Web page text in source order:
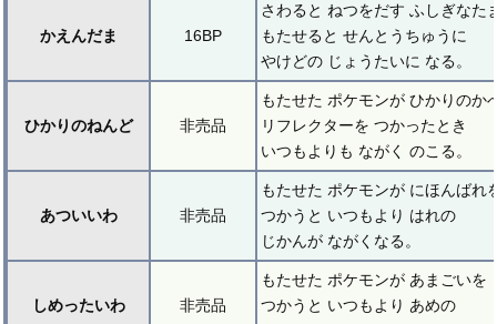
かえんだま 16BP
さわると ねつをだす ふしぎなた
もたせると せんとうちゅうに
やけどの じょうたいに なる。
ひかりのねんど 非売品
もたせた ポケモンが ひかりのか
リフレクターを つかったとき
いつもよりも ながく のこる。
あついいわ 非売品
もたせた ポケモンが にほんばれ
つかうと いつもより はれの
じかんが ながくなる。
しめったいわ 非売品
もたせた ポケモンが あまごいを
つかうと いつもより あめの